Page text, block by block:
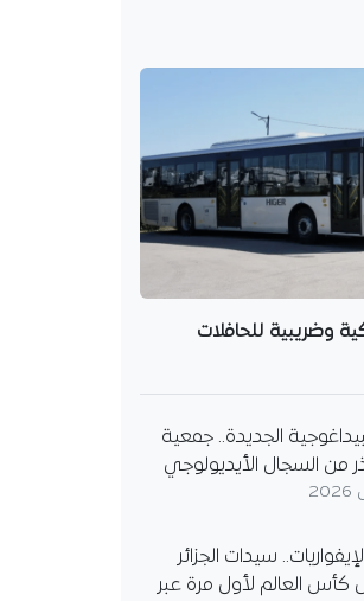
وضريبية للحافلات
الجديدة.. جمعية
من السجال الأيديولوجي
سيدات الجزائر
كأس العالم لأول مرة عبر